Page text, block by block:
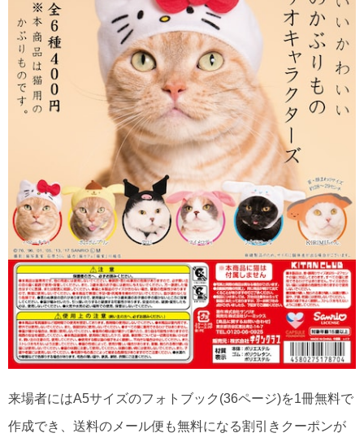
来場者にはA5サイズのフォトブック(36ページ)を1冊無料で
作成でき、送料のメール便も無料になる割引きクーポンが